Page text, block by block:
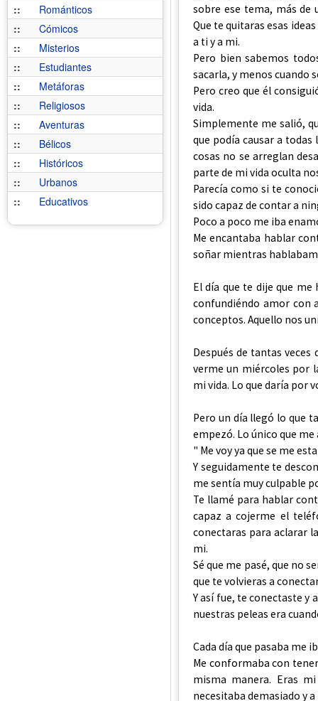
::
Románticos
::
Cómicos
::
Misterios
::
Estudiantes
::
Metáforas
::
Religiosos
::
Aventuras
::
Bélicos
::
Históricos
::
Urbanos
::
Educativos
sobre ese tema, más de
Que te quitaras esas
a ti y a mi.
Pero bien sabemos
sacarla, y menos cuando
Pero creo que él
vida.
Simplemente me salió,
que podía causar a todas
cosas no se arreglan
parte de mi vida oculta
Parecía como si te
sido capaz de contar a
Poco a poco me iba
Me encantaba hablar
soñar mientras
El día que te dije que
confundiéndo amor con
conceptos. Aquello nos
Después de tantas
verme un miércoles por
mi vida. Lo que daría por
Pero un día llegó lo que
empezó. Lo único que
" Me voy ya que se me
Y seguidamente te
me sentía muy culpable
Te llamé para hablar
capaz a cojerme el
conectaras para aclarar
mi.
Sé que me pasé, que no
que te volvieras a
Y así fue, te conectaste y
nuestras peleas era
Cada día que pasaba me
Me conformaba con
misma manera. Eras
necesitaba demasiado y